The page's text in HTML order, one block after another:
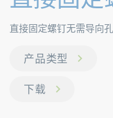
直接固定螺钉无需导向
产品类型
下载